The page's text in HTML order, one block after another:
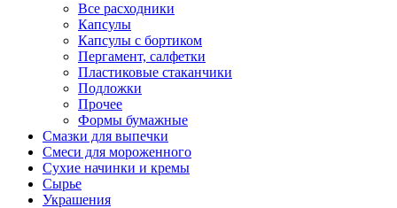
Все расходники
Капсулы
Капсулы с бортиком
Пергамент, салфетки
Пластиковые стаканчики
Подложки
Прочее
Формы бумажные
Смазки для выпечки
Смеси для мороженного
Сухие начинки и кремы
Сырье
Украшения